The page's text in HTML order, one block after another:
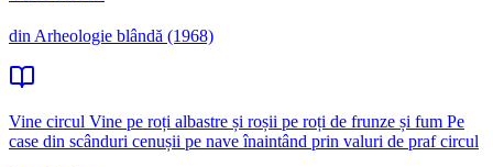
din Arheologie blândă (1968)
Vine circul Vine pe roți albastre și roșii pe roți de frunze și fum Pe
case din scânduri cenușii pe nave înaintând prin valuri de praf circul